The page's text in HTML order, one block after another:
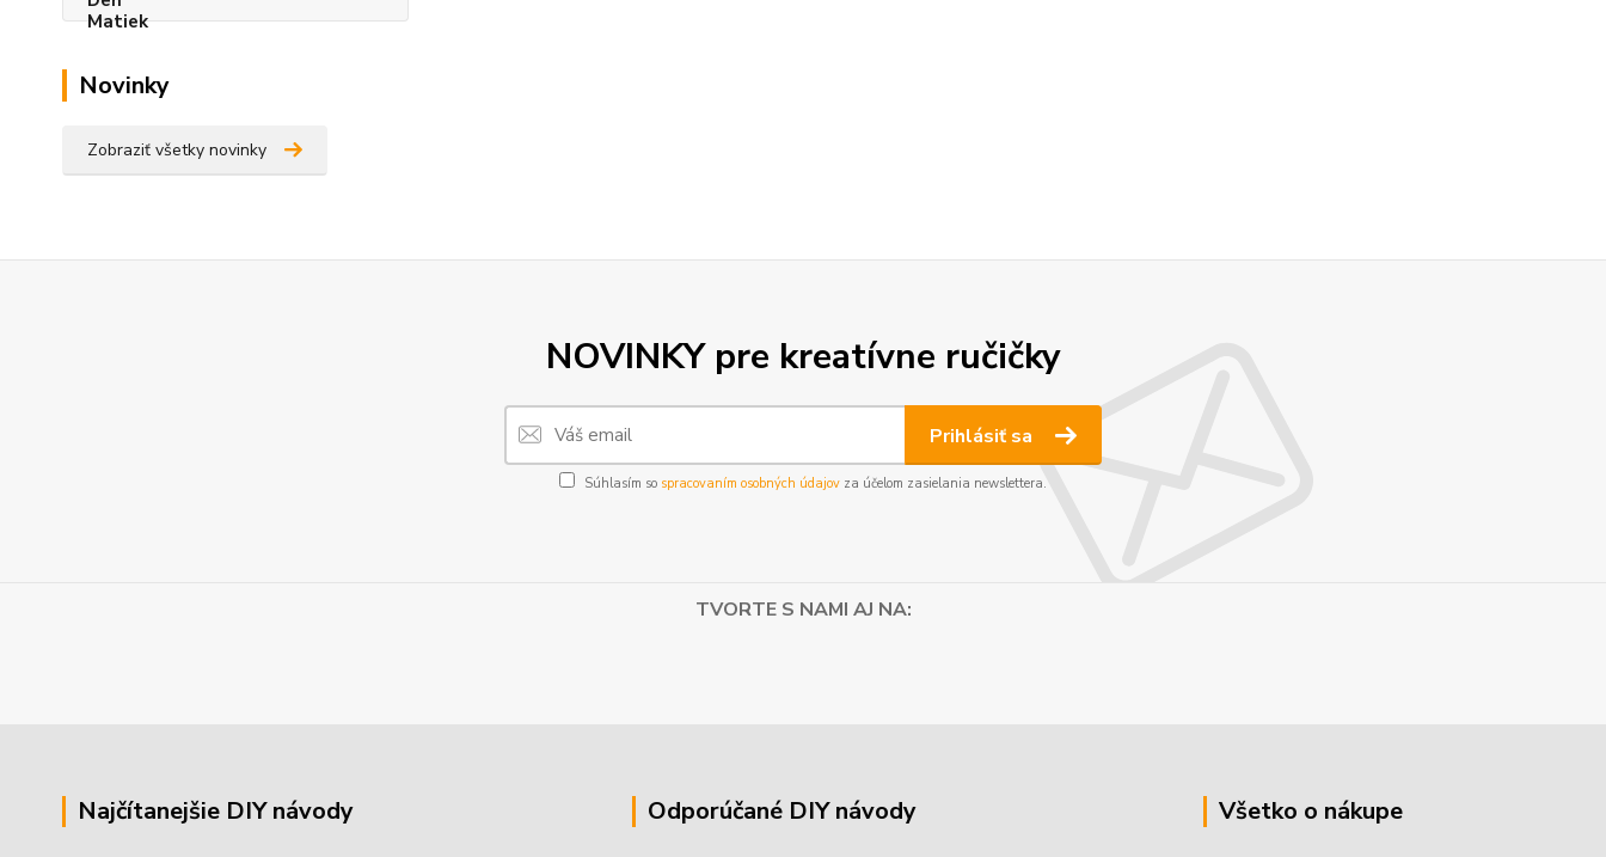
Novinky
Zobraziť všetky novinky
NOVINKY pre kreatívne ručičky
Prihlásiť sa
Súhlasím so spracovaním osobných údajov za účelom zasielania newslettera.
TVORTE S NAMI AJ NA:
Najčítanejšie DIY návody Odporúčané DIY návody Všetko o nákupe